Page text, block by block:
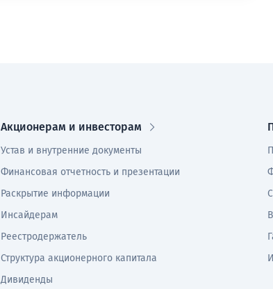
Акционерам и инвесторам
Устав и внутренние документы
Финансовая отчетность и презентации
Раскрытие информации
Инсайдерам
Реестродержатель
Структура акционерного капитала
Дивиденды